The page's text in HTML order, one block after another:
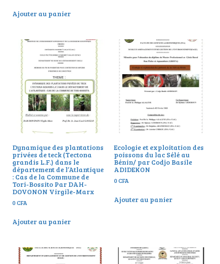
Ajouter au panier
Dynamique des plantations
privées de teck (Tectona
grandis L.F.) dans le
département de l’Atlantique
: Cas de la Commune de
Tori-Bossito Par DAH-
DOVONON Virgile-Marx
0CFA
Ajouter au panier
Ecologie et exploitation des
poissons du lac Sélé au
Bénin/ par Codjo Basile
ADIDEKON
0CFA
Ajouter au panier